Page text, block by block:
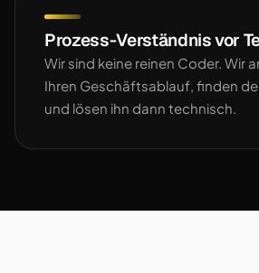
Prozess-Verständnis vor
Wir sind keine reinen Coder. Wir
Ihren Geschäftsablauf, finden
und lösen ihn dann technisch.